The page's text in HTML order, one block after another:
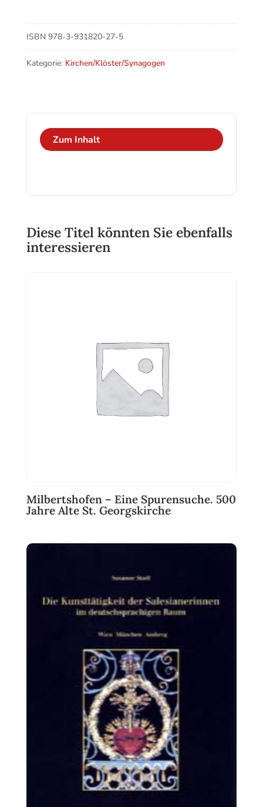
Mannheim,
Festschrift
zur
Altarweihe
Menge
ISBN 978-3-931820-27-5
Kategorie: Kirchen/Klöster/Synagogen
Zum Inhalt
Diese Titel könnten Sie ebenfalls
interessieren
Milbertshofen – Eine Spurensuche. 500
Jahre Alte St. Georgskirche